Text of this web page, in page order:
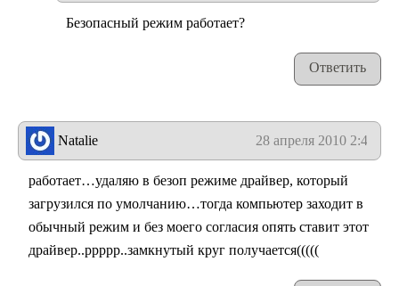
Безопасный режим работает?
Ответить
Natalie 28 апреля 2010 2:41
работает…удаляю в безоп режиме драйвер, который
загрузился по умолчанию…тогда компьютер заходит в
обычный режим и без моего согласия опять ставит этот
драйвер..ррррр..замкнутый круг получается(((((